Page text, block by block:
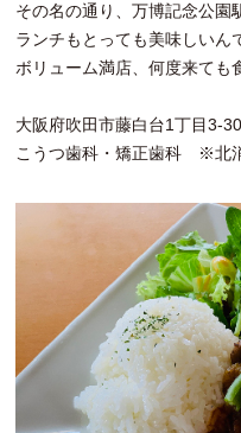
その名の通り、万博記念公園
ランチもとっても美味しいん
ボリューム満店、何度来ても
大阪府吹田市藤白台1丁目3-30
こうつ歯科・矯正歯科 ※北